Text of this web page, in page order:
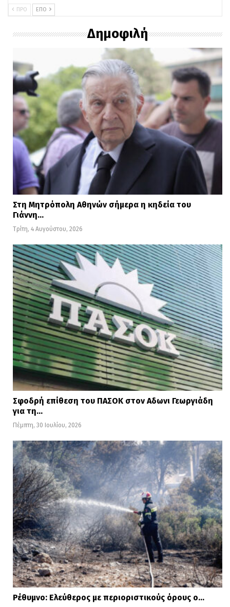
μέσα στο χωριό της Φοινικούντας.
Σύμφωνα με αποκλειστική πληροφορία
του MessiniaLive, το σοβαρό επεισόδιο
μεταξύ τους είχε συμβεί το καλοκαίρι, με
τον 70χρονο τότε να δέχεται βολή
αεροβόλου στο πρόσωπο, χωρίς όμως να
δοθεί συνέχεια. Να σημειωθεί το κάμπινγκ
είναι σε λειτουργία και φιλοξενεί αυτόν
τον καιρό αρκετό κόσμο και δεν είναι το
μοναδικό στην περιοχή.
Διαβάστε ΕΔΩπερισσότερες ειδήσεις
ΠΡΟ ΕΠΌ
Δημοφιλή
Στη Μητρόπολη Αθηνών σήμερα η κηδεία του
Γιάννη…
Τρίτη, 4 Αυγούστου, 2026
Σφοδρή επίθεση του ΠΑΣΟΚ στον Αδωνι Γεωργιάδη
για τη…
Πέμπτη, 30 Ιουλίου, 2026
Ρέθυμνο: Ελεύθερος με περιοριστικούς όρους ο…